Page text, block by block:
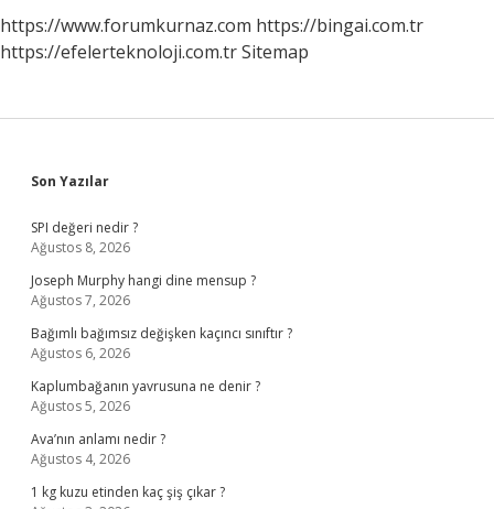
https://www.forumkurnaz.com https://bingai.com.tr
https://efelerteknoloji.com.trSitemap
Sidebar
Son Yazılar
SPI değeri nedir ?
Ağustos 8, 2026
Joseph Murphy hangi dine mensup ?
Ağustos 7, 2026
Bağımlı bağımsız değişken kaçıncı sınıftır ?
Ağustos 6, 2026
Kaplumbağanın yavrusuna ne denir ?
Ağustos 5, 2026
Ava’nın anlamı nedir ?
Ağustos 4, 2026
1 kg kuzu etinden kaç şiş çıkar ?